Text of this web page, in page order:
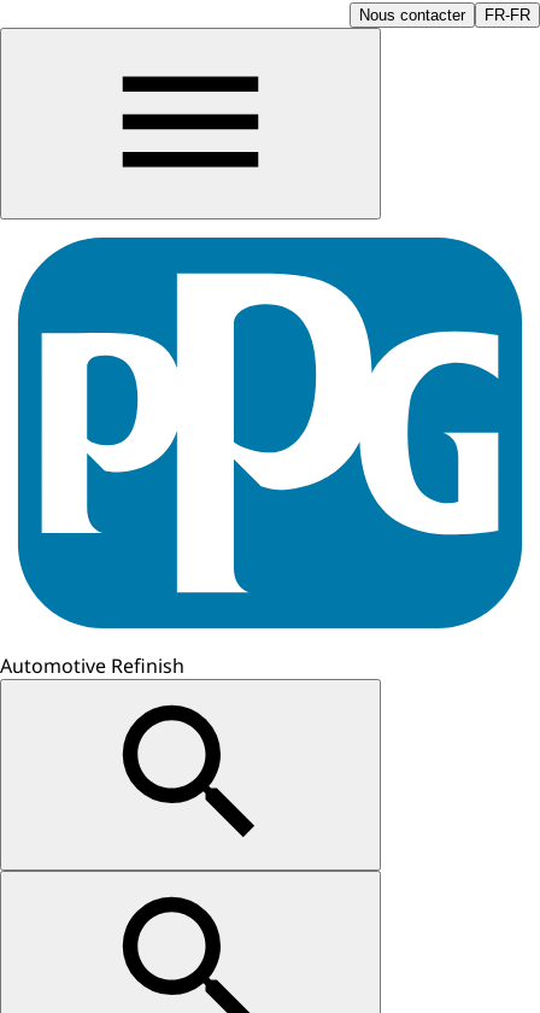
Nous contacter FR-FR
Automotive Refinish